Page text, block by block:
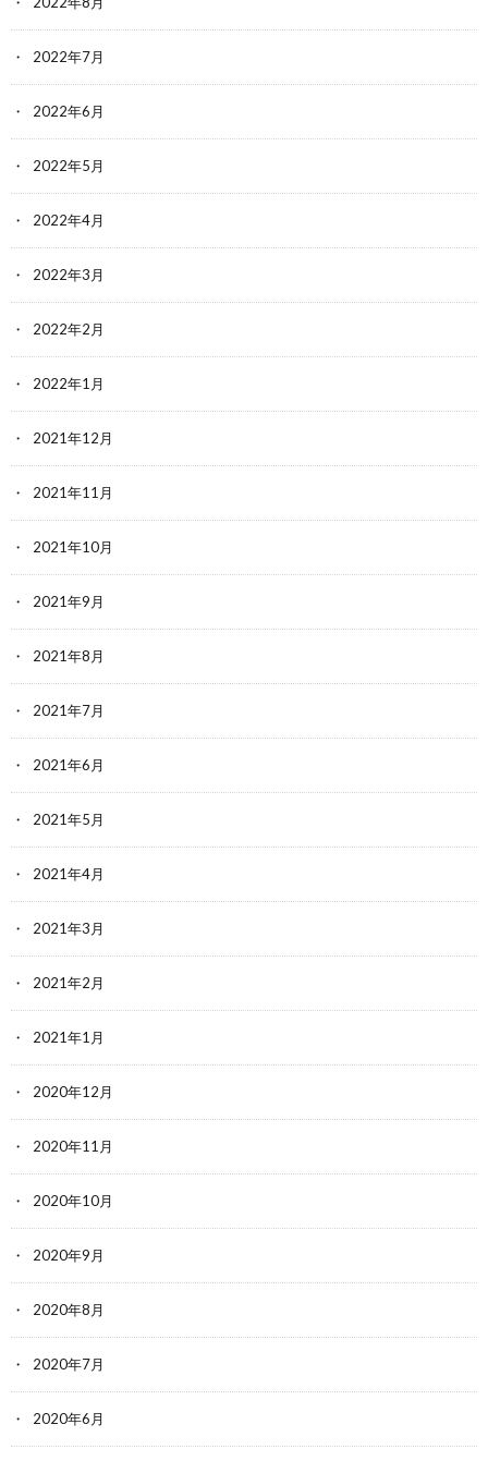
2022年7月
2022年6月
2022年5月
2022年4月
2022年3月
2022年2月
2022年1月
2021年12月
2021年11月
2021年10月
2021年9月
2021年8月
2021年7月
2021年6月
2021年5月
2021年4月
2021年3月
2021年2月
2021年1月
2020年12月
2020年11月
2020年10月
2020年9月
2020年8月
2020年7月
2020年6月